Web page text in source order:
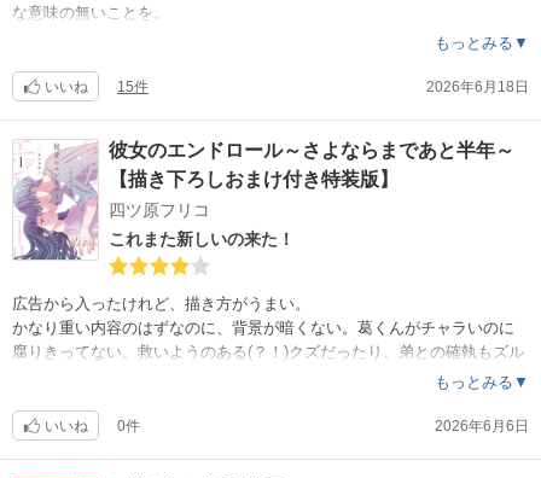
な意味の無いことを。
しかも、お持ち帰り女をその儀式の場に連れて来てる……王子は救いよ
状況判断できない愚王か！
作者さん、『堅物』の意味わかってる？
もっとみる▼
いいね 15件 2026年6月18日
彼女のエンドロール～さよならまであと半年～
【描き下ろしおまけ付き特装版】
四ツ原フリコ
これまた新しいの来た！
広告から入ったけれど、描き方がうまい。
かなり重い内容のはずなのに、背景が暗くない。葛くんがチャラいのに
腐りきってない、救いようのある(？！)クズだったり、弟との確執もズル
ズルしないで、パッと話して解決したりするから読んでいて嫌な気にな
これで、余命宣告は本人の勘違い・思い込みだった、なんてオチはいら
もっとみる▼
いいね 0件 2026年6月6日